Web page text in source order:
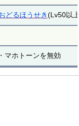
どるほうせき(Lv50以
マホトーンを無効